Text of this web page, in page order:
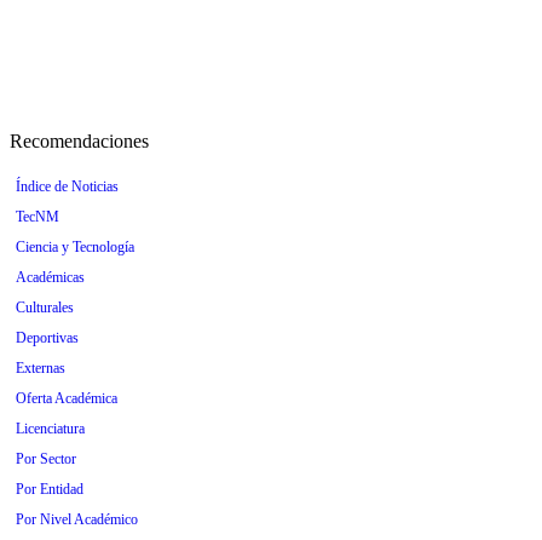
Recomendaciones
Índice de Noticias
TecNM
Ciencia y Tecnología
Académicas
Culturales
Deportivas
Externas
Oferta Académica
Licenciatura
Por Sector
Por Entidad
Por Nivel Académico